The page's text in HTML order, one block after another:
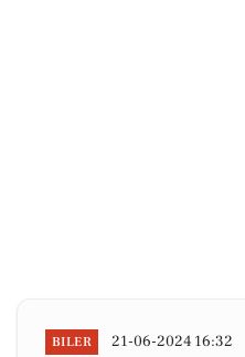
BILER 21-06-2024 16:32